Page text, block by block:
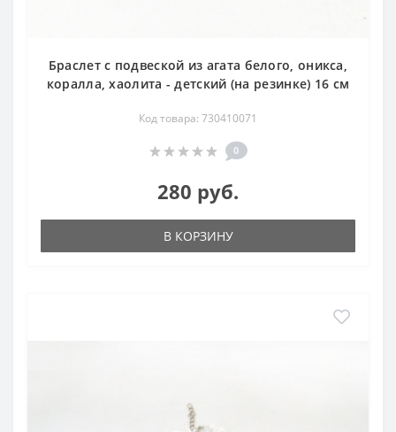
Браслет с подвеской из агата белого, оникса,
коралла, хаолита - детский (на резинке) 16 см
Код товара: 730410071
0
280 руб.
В КОРЗИНУ